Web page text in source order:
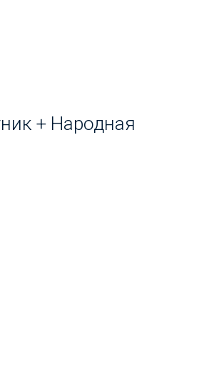
+ Народная